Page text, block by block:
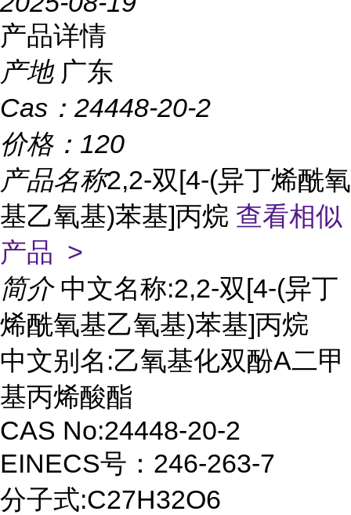
产品详情
产地 广东
Cas： 24448-20-2
价格： 120
产品名称2,2-双[4-(异丁烯酰氧
基乙氧基)苯基]丙烷 查看相似
产品 >
简介 中文名称:2,2-双[4-(异丁
烯酰氧基乙氧基)苯基]丙烷
中文别名:乙氧基化双酚A二甲
基丙烯酸酯
CAS No:24448-20-2
EINECS号：246-263-7
分子式:C27H32O6